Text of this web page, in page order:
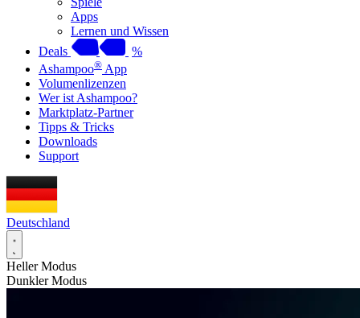
Apps
Lernen und Wissen
Deals
%
Ashampoo® App
Volumenlizenzen
Wer ist Ashampoo?
Marktplatz-Partner
Tipps & Tricks
Downloads
Support
Deutschland
Heller Modus
Dunkler Modus